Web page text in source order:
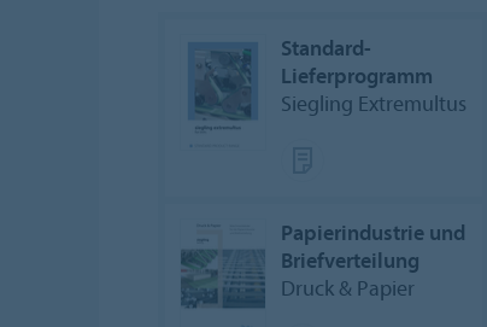
Standard-
Lieferprogramm
Siegling Extremultus
Papierindustrie und
Briefverteilung
Druck & Papier